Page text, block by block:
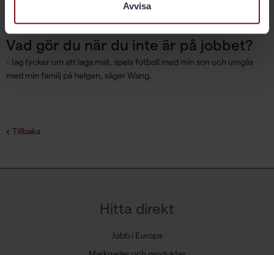
Avvisa
möjligt när vi smälter råmaterialet, fortsätter Wang.
Vad gör du när du inte är på jobbet?
- Jag tycker om att laga mat, spela fotboll med min son och umgås
med min familj på helgen, säger Wang.
Tillbaka
Hitta direkt
Jobb i Europa